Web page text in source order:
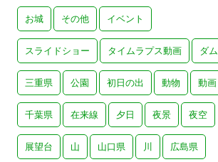
お城 その他 イベント
スライドショー タイムラプス動画 ダム
三重県 公園 初日の出 動物 動画
千葉県 在来線 夕日 夜景 夜空
展望台 山 山口県 川 広島県